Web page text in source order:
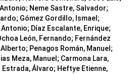
Neme Sastre, Salvador;
Gómez Gordillo, Ismael;
Díaz Escalante, Enrique;
León, Fernando; Fernández
Penagos Román, Manuel;
Meza, Manuel; Carmona Lara,
Álvaro; Heftye Etienne,